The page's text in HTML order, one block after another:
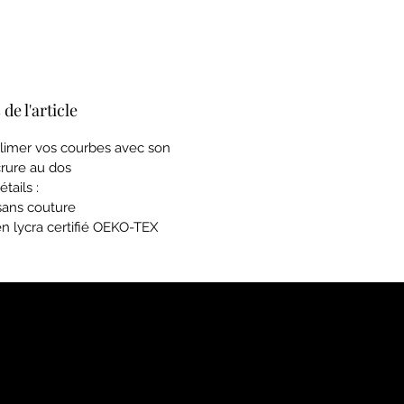
de l'article
vos courbes avec son
au dos
:
couture
lycra certifié OEKO-TEX